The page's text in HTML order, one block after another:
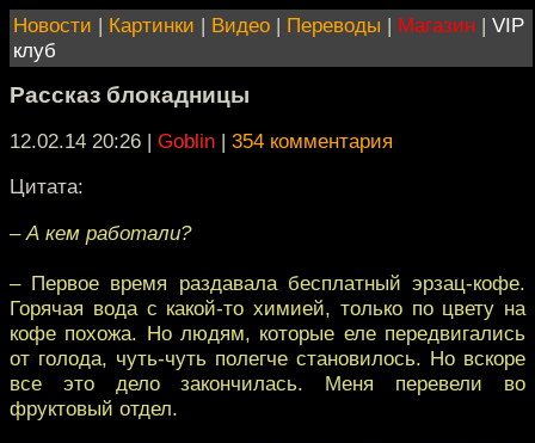
Новости | Картинки | Видео | Переводы | Магазин | VIP
клуб
Рассказ блокадницы
12.02.14 20:26 | Goblin | 354 комментария
Цитата:
– А кем работали?
– Первое время раздавала бесплатный эрзац-кофе.
Горячая вода с какой-то химией, только по цвету на
кофе похожа. Но людям, которые еле передвигались
от голода, чуть-чуть полегче становилось. Но вскоре
все это дело закончилась. Меня перевели во
фруктовый отдел.